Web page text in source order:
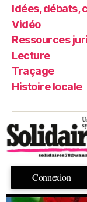
Idées, débats,
Vidéo
Ressources
Lecture
Traçage
Histoire locale
Connexion